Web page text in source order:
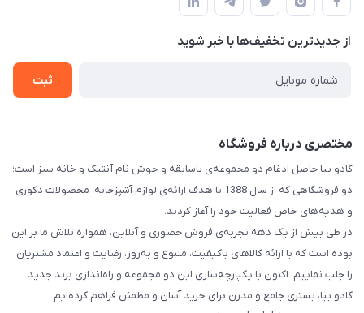
تماس با ما
حریم خصوصی
راهنما
از جدید‌ترین تخفیف‌ها با‌ خبر شوید
ثبت
مختصری درباره فروشگاه
کادو بیا حاصل ادغام دو مجموعه‌ی باسابقه و خوش‌ نام آنتیک و خانه سبز است؛
دو فروشگاهی که از سال 1388 با هدف ارائه‌ی لوازم آشپزخانه، محصولات دکوری
و هدیه‌های خاص فعالیت خود را آغاز کردند.
در طی بیش از یک دهه تجربه‌ی فروش حضوری و آنلاین، همواره تلاش ما بر این
بوده است که با ارائه کالاهای باکیفیت، متنوع و به‌روز، رضایت و اعتماد مشتریان
را جلب نماییم. اکنون با یکپارچه‌سازی این دو مجموعه و راه‌اندازی برند جدید
کادو بیا، بستری جامع و مدرن برای خرید آسان و مطمئن فراهم کرده‌ایم.